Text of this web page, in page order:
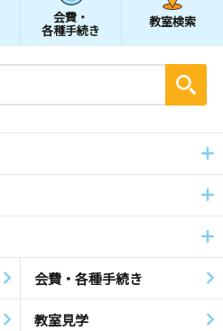
会費・
各種手続き
教室検索
会費・各種手続き
教室見学